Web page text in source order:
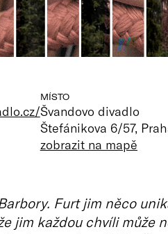
MÍSTO
Švandovo divadlo
Štefánikova 6/57,
zobrazit na mapě
Furt jim něco
jim každou chvíli může